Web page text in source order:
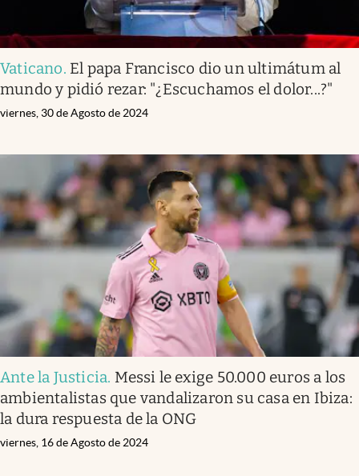
Vaticano. El papa Francisco dio un ultimátum al
mundo y pidió rezar: "¿Escuchamos el dolor...?"
viernes, 30 de Agosto de 2024
Ante la Justicia. Messi le exige 50.000 euros a los
ambientalistas que vandalizaron su casa en Ibiza:
la dura respuesta de la ONG
viernes, 16 de Agosto de 2024